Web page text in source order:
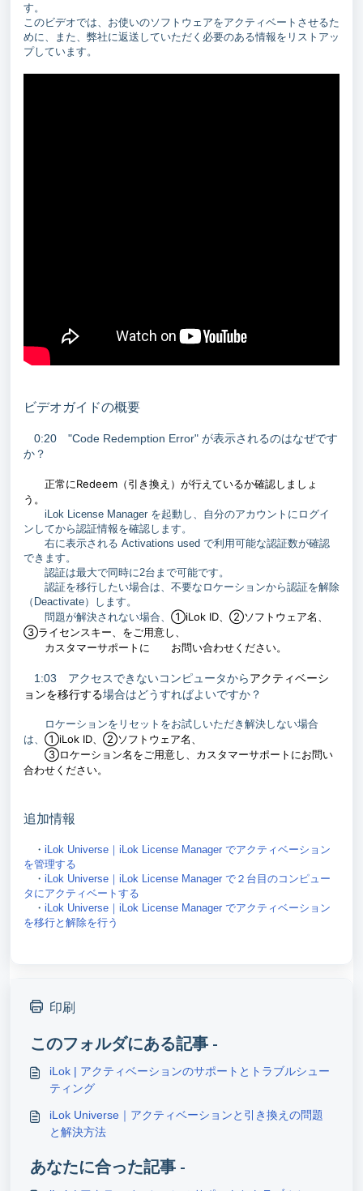
す。
このビデオでは、お使いのソフトウェアをアクティベートさせるた
めに、また、弊社に返送していただく必要のある情報をリストアッ
プしています。
ビデオガイドの概要
0:20 "Code Redemption Error" が表示されるのはなぜです
か？
正常にRedeem（引き換え）が行えているか確認しましょ
う。
iLok License Manager を起動し、自分のアカウントにログイ
ンしてから認証情報を確認します。
右に表示される Activations used で利用可能な認証数が確認
できます。
認証は最大で同時に2台まで可能です。
認証を移行したい場合は、不要なロケーションから認証を解除
（Deactivate）します。
問題が解決されない場合、 ①iLok ID、②ソフトウェア名、
③ライセンスキー、をご用意し、
カスタマーサポートに お問い合わせください。
1:03 アクセスできないコンピュータからアクティベーシ
ョンを移行する場合はどうすればよいですか？
ロケーションをリセットをお試しいただき解決しない場合
は、 ①iLok ID、②ソフトウェア名、
③ロケーション名を ご用意し
、カスタマーサポートにお問い
合わせください。
追加情報
・ iLok Universe｜iLok License Manager でアクティベーション
を管理する
・ iLok Universe｜iLok License Manager で２台目のコンピュー
タにアクティベートする
・ iLok Universe｜iLok License Manager でアクティベーション
を移行と解除を行う
印刷
このフォルダにある記事 -
iLok | アクティベーションのサポートとトラブルシュー
ティング
iLok Universe｜アクティベーションと引き換えの問題
と解決方法
あなたに合った記事 -